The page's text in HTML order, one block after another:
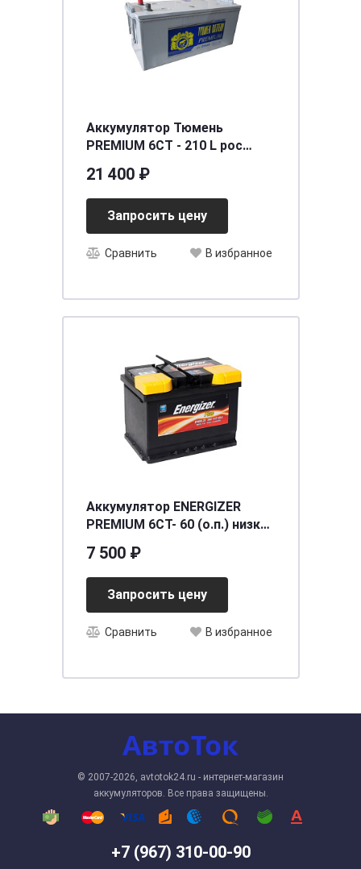
Аккумулятор Тюмень
PREMIUM 6СТ - 210 L рос
21 400 ₽
Запросить цену
Сравнить В избранное
Аккумулятор ENERGIZER
PREMIUM 6CT- 60 (о.п.) низкий
[д242ш175в175/540] [LB2]
7 500 ₽
Запросить цену
Сравнить В избранное
+7 (967) 310-00-90
© 2007-2026, avtotok24.ru - интернет-магазин
аккумуляторов. Все права защищены.